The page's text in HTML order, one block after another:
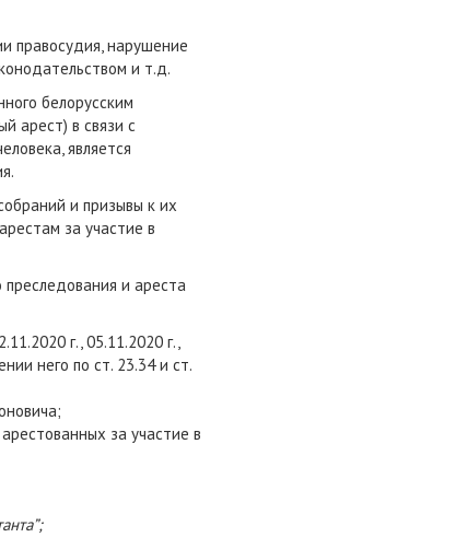
правосудия, нарушение
и т.д.
белорусским
арест) в связи с
является
и призывы к их
за участие в
и ареста
г., 05.11.2020 г.,
него по ст. 23.34 и ст.
за участие в